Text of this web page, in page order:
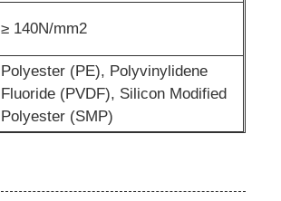
≥ 140N/mm2
Polyester (PE), Polyvinylidene
Fluoride (PVDF), Silicon Modified
Polyester (SMP)